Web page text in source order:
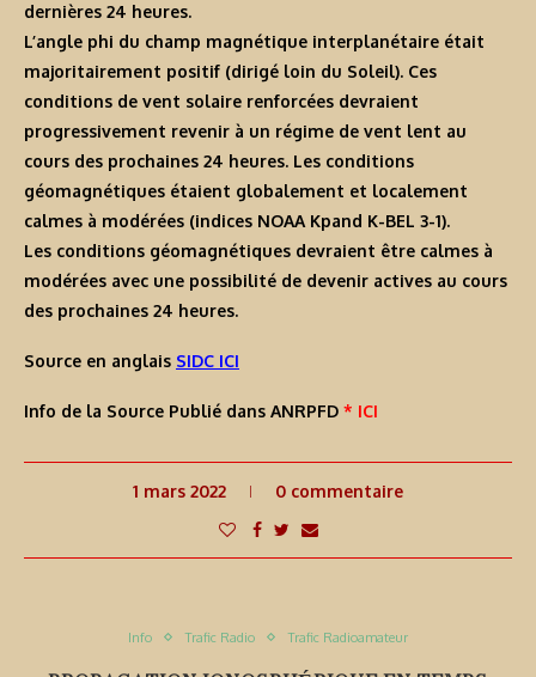
dernières 24 heures.
L’angle phi du champ magnétique interplanétaire était
majoritairement positif (dirigé loin du Soleil). Ces
conditions de vent solaire renforcées devraient
progressivement revenir à un régime de vent lent au
cours des prochaines 24 heures. Les conditions
géomagnétiques étaient globalement et localement
calmes à modérées (indices NOAA Kpand K-BEL 3-1).
Les conditions géomagnétiques devraient être calmes à
modérées avec une possibilité de devenir actives au cours
des prochaines 24 heures.
Source en anglais SIDC ICI
Info de la Source Publié dans ANRPFD * ICI
1 mars 2022 0 commentaire
Info Trafic Radio Trafic Radioamateur